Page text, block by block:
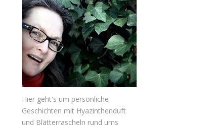
Hier geht's um persönliche
Geschichten mit Hyazinthenduft
und Blätterrascheln rund ums